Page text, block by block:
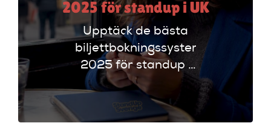
2025 för standup i UK
Upptäck de bästa
biljettbokningssystem
2025 för standup i
UK. Jämför
plattformar som
Ticketmaster och